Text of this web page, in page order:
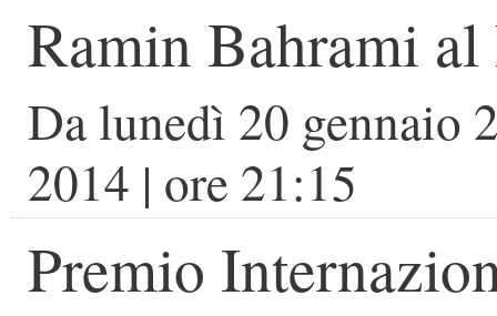
Ramin Bahrami al
Dalunedì 20 gennaio
2014 | ore 21:15
Premio